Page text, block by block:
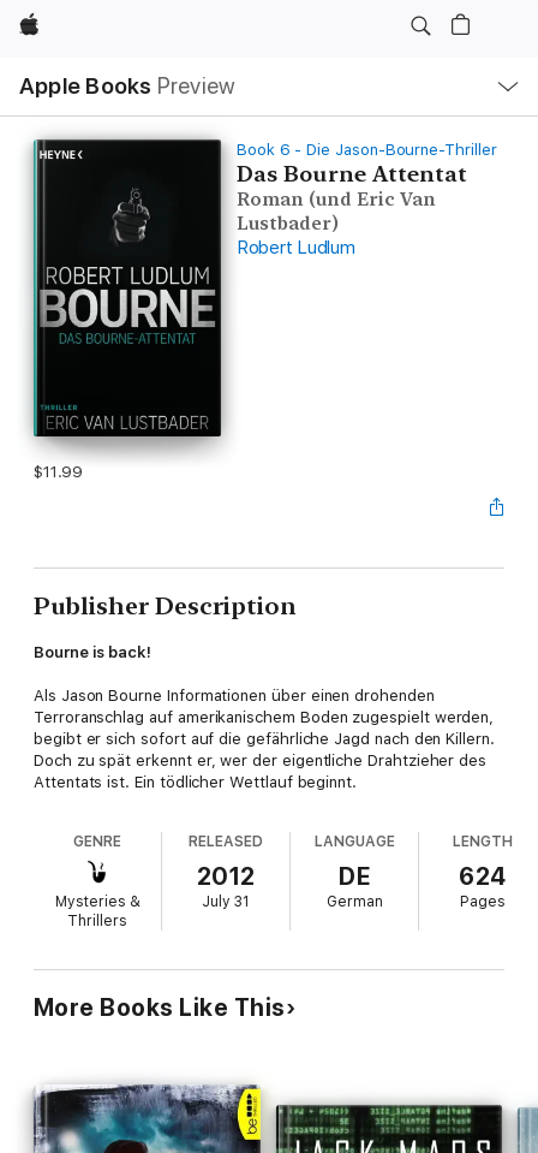
Apple
Apple Books Preview
Nav
Open
Menu
Book 6 - Die Jason-Bourne-Thriller
Das Bourne Attentat
Roman (und Eric Van
Lustbader)
Robert Ludlum
$11.99
Publisher Description
Bourne is back!
Als Jason Bourne Informationen über einen drohenden
Terroranschlag auf amerikanischem Boden zugespielt werden,
begibt er sich sofort auf die gefährliche Jagd nach den Killern.
Doch zu spät erkennt er, wer der eigentliche Drahtzieher des
Attentats ist. Ein tödlicher Wettlauf beginnt.
GENRE
Mysteries &
Thrillers
RELEASED
2012
July 31
LANGUAGE
DE
German
LENGTH
624
Pages
More Books Like This